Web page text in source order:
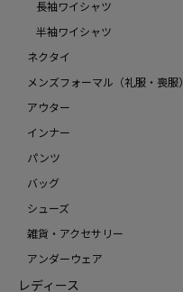
長袖ワイシャツ
半袖ワイシャツ
ネクタイ
メンズフォーマル（礼服・喪服）
アウター
インナー
パンツ
バッグ
シューズ
雑貨・アクセサリー
アンダーウェア
レディース